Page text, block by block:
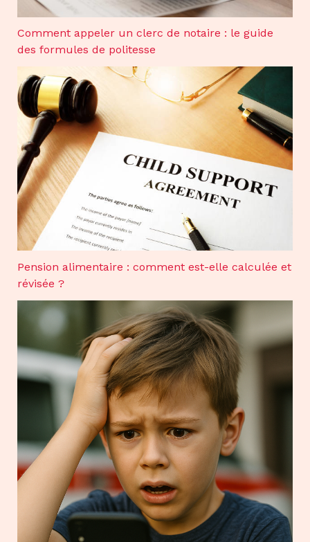
Comment appeler un clerc de notaire : le guide
des formules de politesse
Pension alimentaire : comment est-elle calculée et
révisée ?